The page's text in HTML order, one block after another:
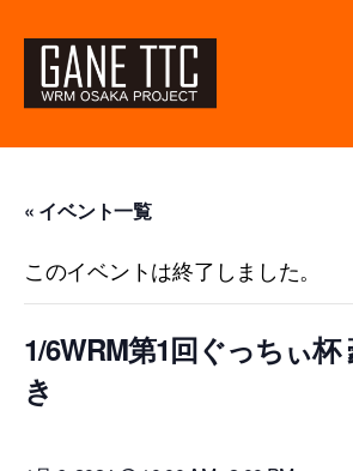
« イベント一覧
このイベントは終了しました。
1/6WRM第1回ぐっちぃ杯
き